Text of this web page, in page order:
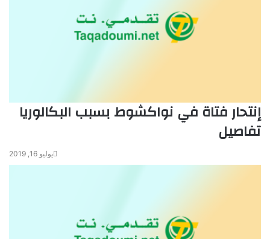
إنتحار فتاة في نواكشوط بسبب البكالوريا
تفاصيل
يوليو 16, 2019